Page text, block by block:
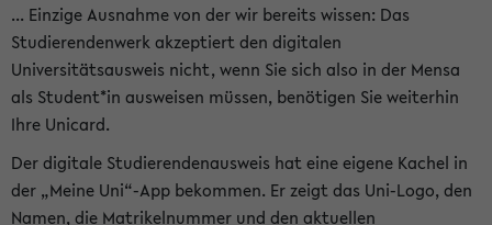
... Einzige Ausnahme von der wir bereits wissen: Das
Studierendenwerk akzeptiert den digitalen
Universitätsausweis nicht, wenn Sie sich also in der Mensa
als Student*in ausweisen müssen, benötigen Sie weiterhin
Ihre Unicard.
Der digitale Studierendenausweis hat eine eigene Kachel in
der „Meine Uni“-App bekommen. Er zeigt das Uni-Logo, den
Namen, die Matrikelnummer und den aktuellen